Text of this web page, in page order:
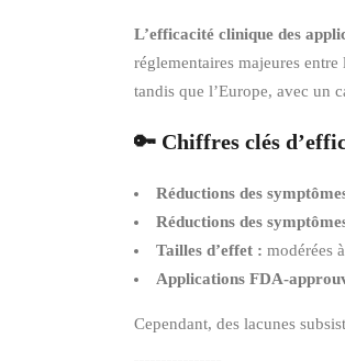
L’efficacité clinique des
réglementaires majeures
tandis que l’Europe, avec un
🔑 Chiffres clés
Réductions des
Réductions des
Tailles d’effet : modérées
Applications FDA-
Cependant, des lacunes